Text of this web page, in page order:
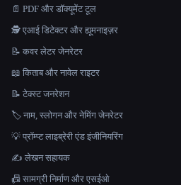
📄 PDF और डॉक्यूमेंट टूल
🕵️ एआई डिटेक्टर और ह्यूमनाइज़र
📝 कवर लेटर जेनरेटर
📖 किताब और नावेल राइटर
📝 टेक्स्ट जनरेशन
🏷️ नाम, स्लोगन और नेमिंग जेनरेटर
💡 प्रॉम्प्ट लाइब्रेरी एंड इंजीनियरिंग
✍️ लेखन सहायक
📠 सामग्री निर्माण और एसईओ